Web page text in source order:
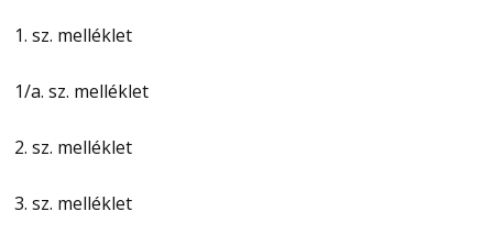
1. sz. melléklet
1/a. sz. melléklet
2. sz. melléklet
3. sz. melléklet